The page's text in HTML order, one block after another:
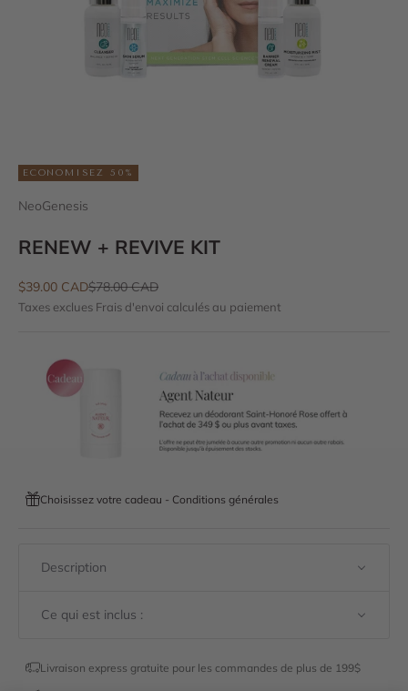
ECONOMISEZ 50%
NeoGenesis
RENEW + REVIVE KIT
Prix de vente
$39.00 CADPrix normal
$78.00 CAD
Taxes exclues Frais d'envoi calculés au paiement
Choisissez votre cadeau - Conditions générales
Description
Ce qui est inclus :
Livraison express gratuite pour les commandes de plus de 199$